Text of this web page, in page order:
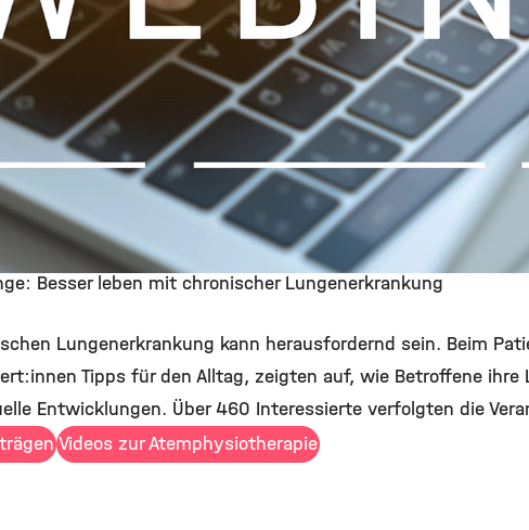
Besser leben mit chronischer Lungenerkrankung
Lungenerkrankung kann herausfordernd sein. Beim
Tipps für den Alltag, zeigten auf, wie Betroffene
Entwicklungen. Über 460 Interessierte verfolgten die
Videos zur Atemphysiotherapie